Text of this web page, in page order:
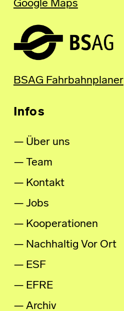
Google Maps
BSAG Fahrbahnplaner
Infos
Über uns
Team
Kontakt
Jobs
Kooperationen
Nachhaltig Vor Ort
ESF
EFRE
Archiv